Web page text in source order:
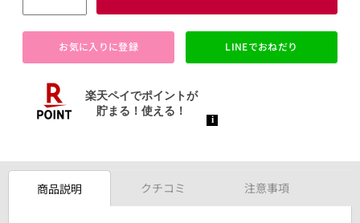
お気に入りに登録 LINEでおねだり
商品説明 クチコミ 注意事項